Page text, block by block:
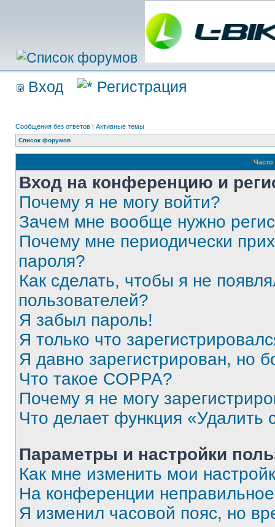
Вход Регистрация
Сообщения без ответов | Активные темы
Список форумов
Вход на конференцию и
Почему я не могу войти?
Зачем мне вообще нужно
Почему мне периодически
пароля?
Как сделать, чтобы я не
пользователей?
Я забыл пароль!
Я только что
Я давно зарегистрирован, но
Что такое COPPA?
Почему я не могу
Что делает функция «Удалить
Параметры и настройки
Как мне изменить мои
На конференции
Я изменил часовой пояс, но